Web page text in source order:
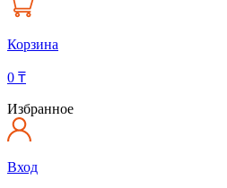
Корзина
0 ₸
Избранное
Вход